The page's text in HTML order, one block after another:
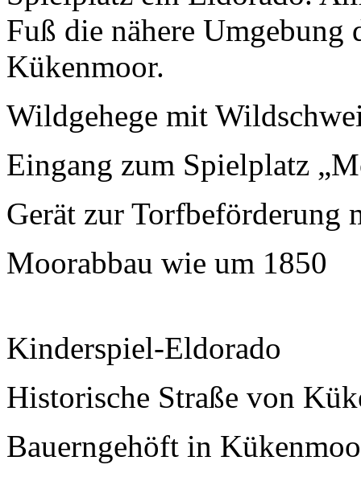
Fuß die nähere Umgebung
Kükenmoor.
Wildgehege mit
Eingang zum Spielplatz
Gerät zur Torfbeförderung
Moorabbau wie um 1850
Kinderspiel-Eldorado
Historische Straße von
Bauerngehöft in